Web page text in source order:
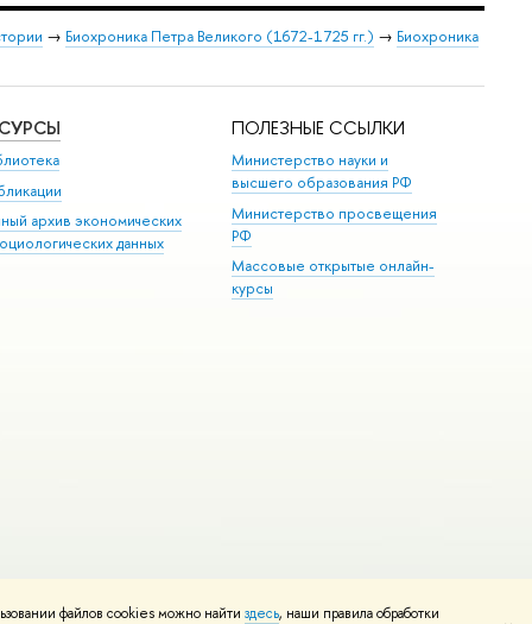
файлов cookies можно найти здесь, наши правила обработки
→ Биохроника Петра Великого (1672-1725 гг.) → Биохроника
архив экономических
данных
ПОЛЕЗНЫЕ ССЫЛКИ
Министерство науки и
высшего образования РФ
Министерство просвещения
РФ
Массовые открытые онлайн-
курсы
Карта сайта